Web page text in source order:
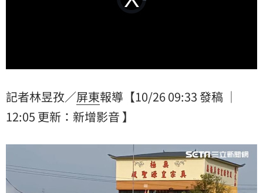
loading.
記者林昱孜／屏東報導【10/26 09:33 發稿 ｜
12:05 更新：新增影音 】